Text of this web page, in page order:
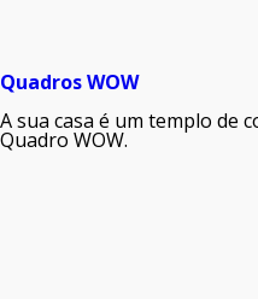
Quadros WOW
A sua casa é um templo de
Quadro WOW.